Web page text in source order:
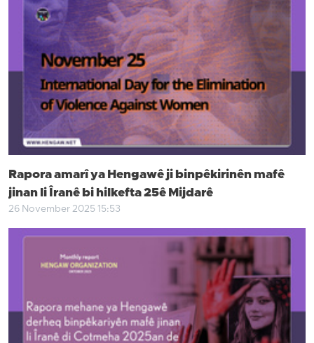
Rapora amarî ya Hengawê ji binpêkirinên mafê
jinan li Îranê bi hilkefta 25ê Mijdarê
26 November 2025 15:53